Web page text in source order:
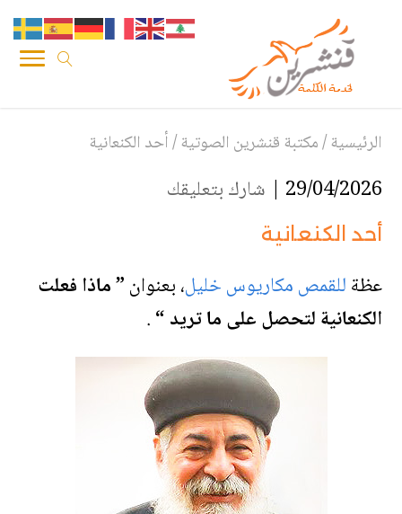
الرئيسية/مكتبة قنشرين الصوتية/أحد الكنعانية
29/04/2026 | شارك بتعليقك
أحد الكنعانية
عظةللقمص مكاريوس خليل،بعنوان” ماذا فعلت
الكنعانية لتحصل على ما تريد “.